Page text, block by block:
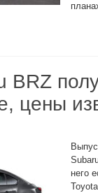
BRZ
цены
него